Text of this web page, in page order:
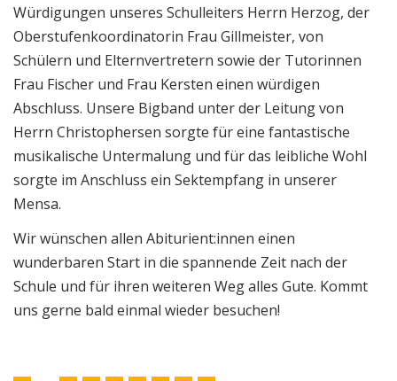
Würdigungen unseres Schulleiters Herrn Herzog, der
Oberstufenkoordinatorin Frau Gillmeister, von
Schülern und Elternvertretern sowie der Tutorinnen
Frau Fischer und Frau Kersten einen würdigen
Abschluss. Unsere Bigband unter der Leitung von
Herrn Christophersen sorgte für eine fantastische
musikalische Untermalung und für das leibliche Wohl
sorgte im Anschluss ein Sektempfang in unserer
Mensa.
Wir wünschen allen Abiturient:innen einen
wunderbaren Start in die spannende Zeit nach der
Schule und für ihren weiteren Weg alles Gute. Kommt
uns gerne bald einmal wieder besuchen!